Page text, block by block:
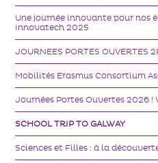
Une journée innovante pour nos
Innovatech 2025
JOURNEES PORTES OUVERTES
Mobilités Erasmus Consortium
Journées Portes Ouvertes 2026 !
SCHOOL TRIP TO GALWAY
Sciences et Filles : à la